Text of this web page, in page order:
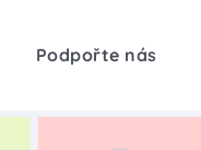
Podpořte nás